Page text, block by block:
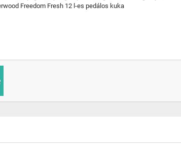
Freedom Fresh 12 l-es pedálos kuka